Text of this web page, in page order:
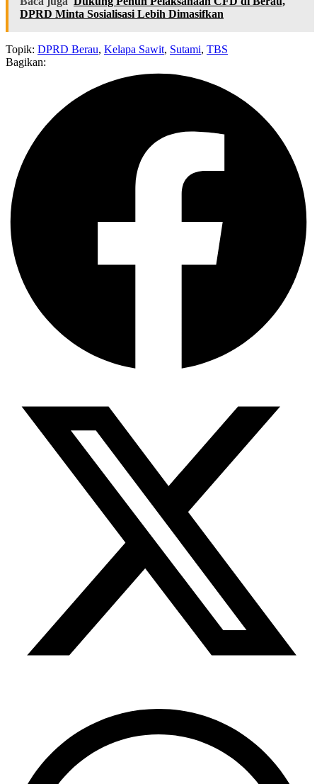
DPRD Minta Sosialisasi Lebih Dimasifkan
Topik: DPRD Berau, Kelapa Sawit, Sutami, TBS
Bagikan: